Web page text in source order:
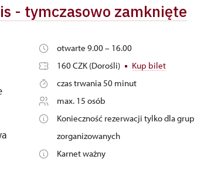
- tymczasowo zamknięte
otwarte 9.00 – 16.00
160 CZK (Dorośli)
Kup bilet
czas trwania 50 minut
max. 15 osób
Konieczność rezerwacji tylko dla grup
zorganizowanych
Karnet ważny